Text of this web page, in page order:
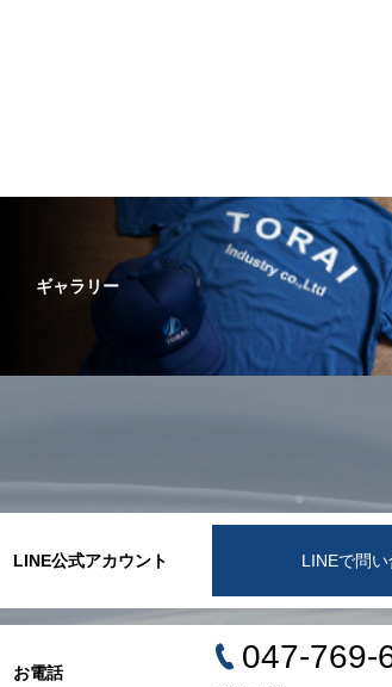
ギャラリー
LINE公式アカウント LINEで問い
お電話 047-769-